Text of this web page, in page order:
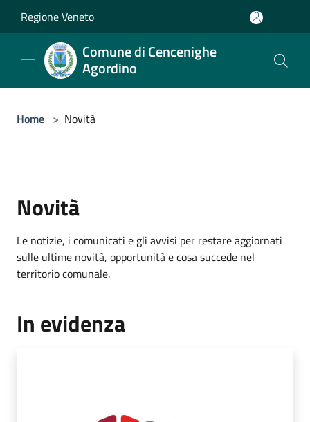
Regione Veneto
Comune di Cencenighe
Agordino
Home > Novità
Novità
Le notizie, i comunicati e gli avvisi per restare aggiornati
sulle ultime novità, opportunità e cosa succede nel
territorio comunale.
In evidenza